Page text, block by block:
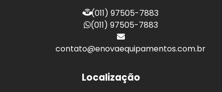
(011) 97505-7883
(011) 97505-7883
contato@enovaequipamentos.com.br
Localização